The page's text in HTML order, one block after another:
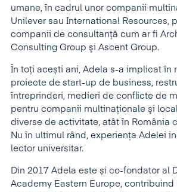
umane, în cadrul unor companii
Unilever sau International Resources,
companii de consultanță cum ar fi
Consulting Group şi Ascent Group.
În toți acești ani, Adela s-a implicat în
proiecte de start-up de business,
întreprinderi, medieri de conflicte de
pentru companii multinaţionale şi
diverse de activitate, atât în România
Nu în ultimul rând, experiența Adelei
lector universitar.
Din 2017 Adela este și co-fondator al
Academy Eastern Europe, contribuind